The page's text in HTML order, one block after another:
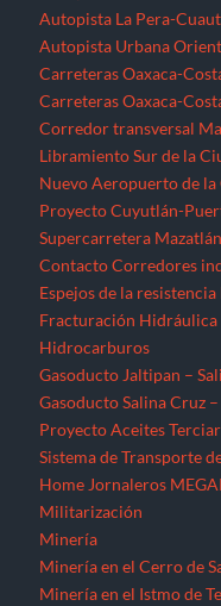
Autopista La Pera-
Autopista Urbana
Carreteras Oaxaca-
Carreteras Oaxaca-
Corredor transversal
Libramiento Sur de la
Nuevo Aeropuerto de
Proyecto Cuyutlán-
Supercarretera
Contacto Corredores
Espejos de la resistencia
Fracturación Hidráulica
Hidrocarburos
Gasoducto Jaltipan –
Gasoducto Salina Cruz
Proyecto Aceites
Sistema de Transporte
Home Jornaleros
Militarización
Minería
Minería en el Cerro de
Minería en el Istmo de